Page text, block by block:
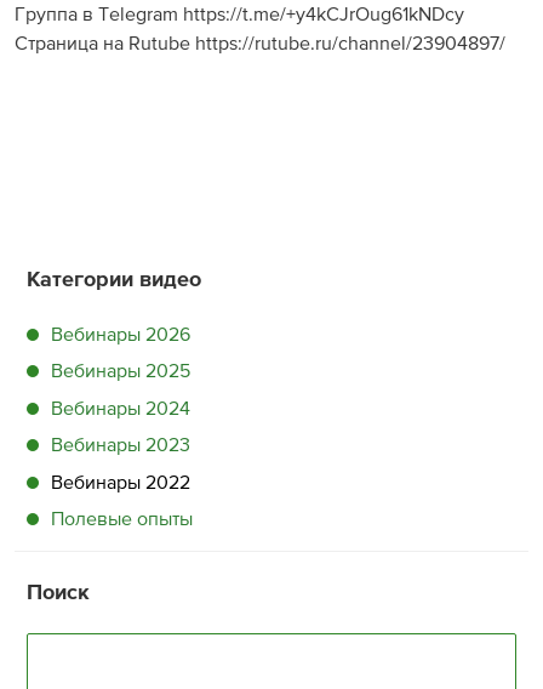
Группа в Telegram https://t.me/+y4kCJrOug61kNDcy
Страница на Rutube https://rutube.ru/channel/23904897/
Категории видео
Вебинары 2026
Вебинары 2025
Вебинары 2024
Вебинары 2023
Вебинары 2022
Полевые опыты
Поиск